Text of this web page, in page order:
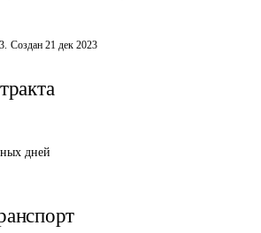
. Создан 21 дек 2023
дней